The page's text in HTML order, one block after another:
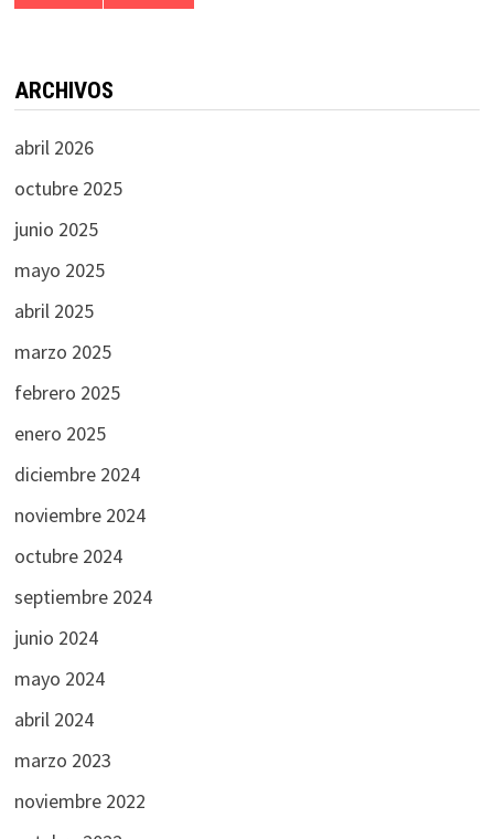
ARCHIVOS
abril 2026
octubre 2025
junio 2025
mayo 2025
abril 2025
marzo 2025
febrero 2025
enero 2025
diciembre 2024
noviembre 2024
octubre 2024
septiembre 2024
junio 2024
mayo 2024
abril 2024
marzo 2023
noviembre 2022